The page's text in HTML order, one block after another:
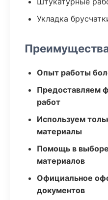
Укладка
Опыт работы
Предоставляем
работ
Используем
материалы
Помощь в выборе
материалов
Официальное
документов